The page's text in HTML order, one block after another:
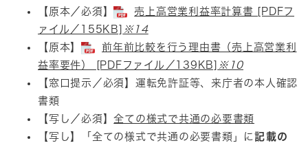
【原本／必須】
売上高営業利益率計算書 [PDFフ
ァイル／155KB]
※14
【原本】
前年前比較を行う理由書（売上高営業利
益率要件） [PDFファイル／139KB]
※10
【窓口提示／必須】運転免許証等、来庁者の本人確認
書類
【写し／必須】全ての様式で共通の必要書類
【写し】「全ての様式で共通の必要書類」に 記載の